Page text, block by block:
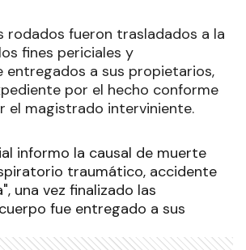
rodados fueron trasladados a la
fines periciales y
a sus propietarios,
por el hecho conforme
el magistrado interviniente.
informo la causal de muerte
traumático, accidente
una vez finalizado las
fue entregado a sus